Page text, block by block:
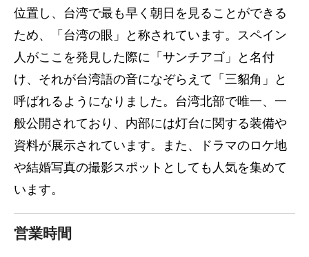
位置し、台湾で最も早く朝日を見ることができる
ため、「台湾の眼」と称されています。スペイン
人がここを発見した際に「サンチアゴ」と名付
け、それが台湾語の音になぞらえて「三貂角」と
呼ばれるようになりました。台湾北部で唯一、一
般公開されており、内部には灯台に関する装備や
資料が展示されています。また、ドラマのロケ地
や結婚写真の撮影スポットとしても人気を集めて
います。
営業時間